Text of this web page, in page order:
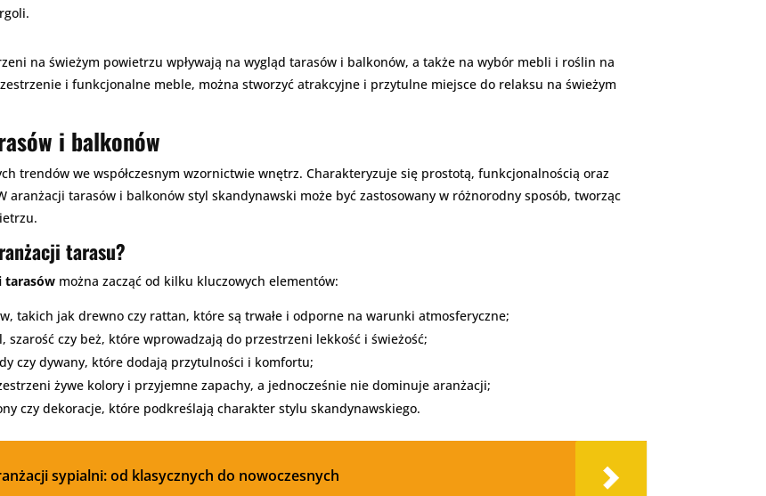
na świeżym powietrzu wpływają na wygląd tarasów i balkonów, a także na wybór mebli i roślin na
i funkcjonalne meble, można stworzyć atrakcyjne i przytulne miejsce do relaksu na świeżym
i balkonów
trendów we współczesnym wzornictwie wnętrz. Charakteryzuje się prostotą, funkcjonalnością oraz
aranżacji tarasów i balkonów styl skandynawski może być zastosowany w różnorodny sposób, tworząc
tarasu?
tarasów można zacząć od kilku kluczowych elementów:
takich jak drewno czy rattan, które są trwałe i odporne na warunki atmosferyczne;
czy beż, które wprowadzają do przestrzeni lekkość i świeżość;
czy dywany, które dodają przytulności i komfortu;
żywe kolory i przyjemne zapachy, a jednocześnie nie dominuje aranżacji;
czy dekoracje, które podkreślają charakter stylu skandynawskiego.
sypialni: od klasycznych do nowoczesnych